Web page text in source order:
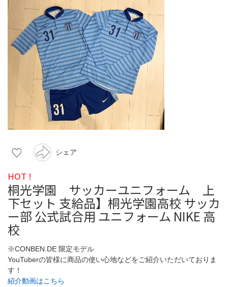
シェア
HOT !
桐光学園 サッカーユニフォーム 上
下セット 支給品】桐光学園高校 サッカ
ー部 公式試合用 ユニフォーム NIKE 高
校
※CONBEN.DE 限定モデル
YouTuberの皆様に商品の使い心地などをご紹介いただいておりま
す！
紹介動画はこちら